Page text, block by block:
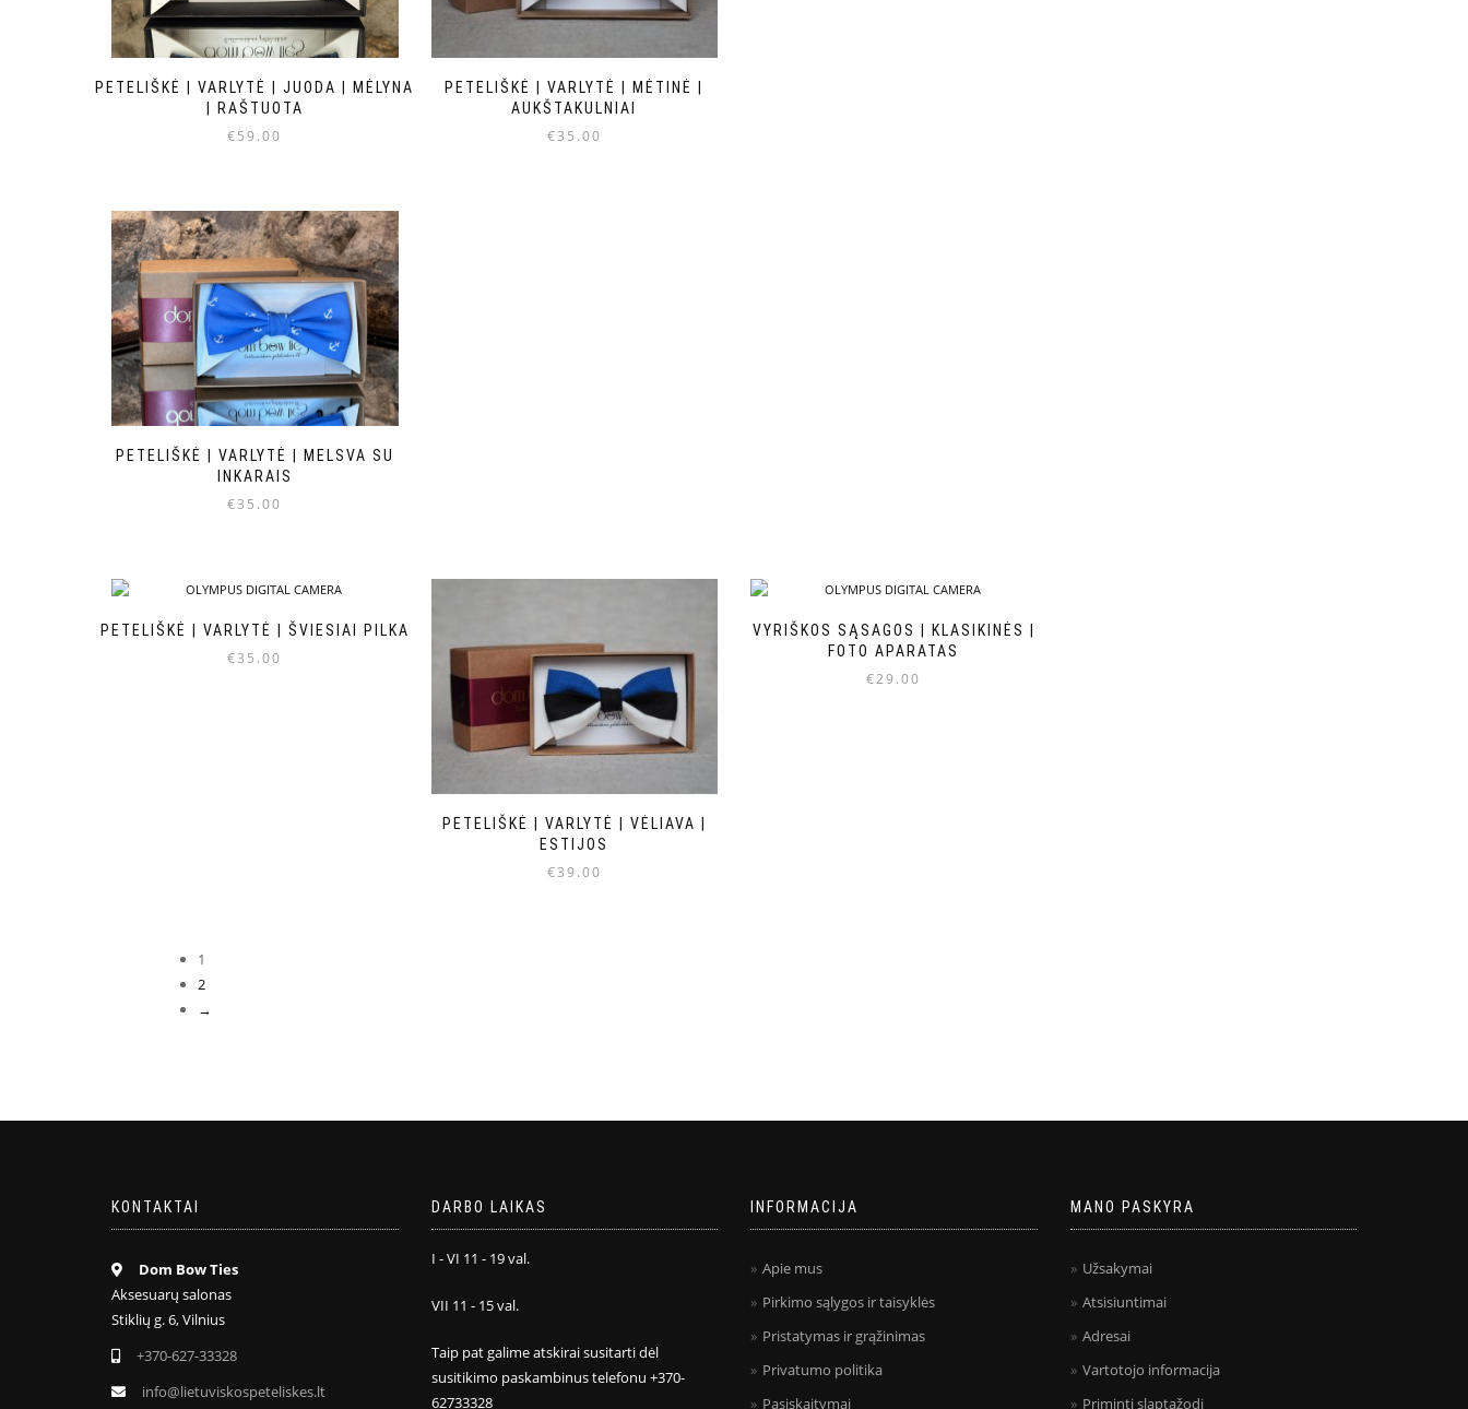
PETELIŠKĖ | VARLYTĖ | JUODA | MĖLYNA
| RAŠTUOTA
€59.00
PETELIŠKĖ | VARLYTĖ | MĖTINĖ |
AUKŠTAKULNIAI
€35.00
PETELIŠKĖ | VARLYTĖ | MELSVA SU
INKARAIS
€35.00
PETELIŠKĖ | VARLYTĖ | ŠVIESIAI PILKA
€35.00
PETELIŠKĖ | VARLYTĖ | VĖLIAVA |
ESTIJOS
€39.00
VYRIŠKOS SĄSAGOS | KLASIKINĖS |
FOTO APARATAS
€29.00
1
2
→
KONTAKTAI
Dom Bow Ties
Aksesuarų salonas
Stiklių g. 6, Vilnius
+370-627-33328
info@lietuviskospeteliskes.lt
DARBO LAIKAS
I - VI 11 - 19 val.
VII 11 - 15 val.
Taip pat galime atskirai susitarti dėl
susitikimo paskambinus telefonu +370-
62733328
INFORMACIJA
Apie mus
Pirkimo sąlygos ir taisyklės
Pristatymas ir grąžinimas
Privatumo politika
Pasiskaitymai
MANO PASKYRA
Užsakymai
Atsisiuntimai
Adresai
Vartotojo informacija
Priminti slaptažodį